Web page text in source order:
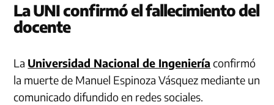
La UNI confirmó el fallecimiento del
docente
La Universidad Nacional de Ingeniería confirmó
la muerte de Manuel Espinoza Vásquez mediante un
comunicado difundido en redes sociales.